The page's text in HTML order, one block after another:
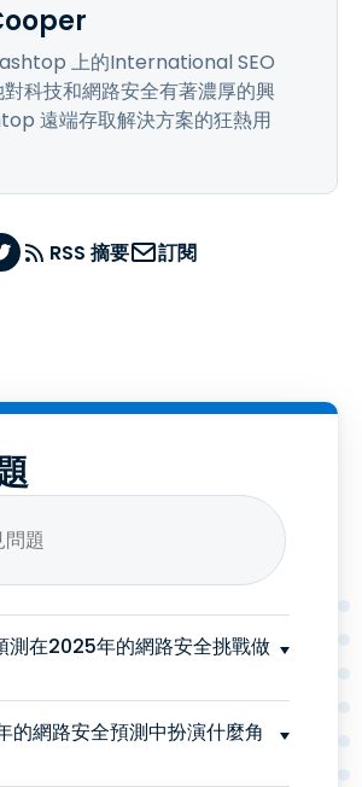
上的International SEO
科技和網路安全有著濃厚的興
遠端存取解決方案的狂熱用
RSS 摘要 訂閱
測在2025年的網路安全挑戰做
的網路安全預測中扮演什麼角